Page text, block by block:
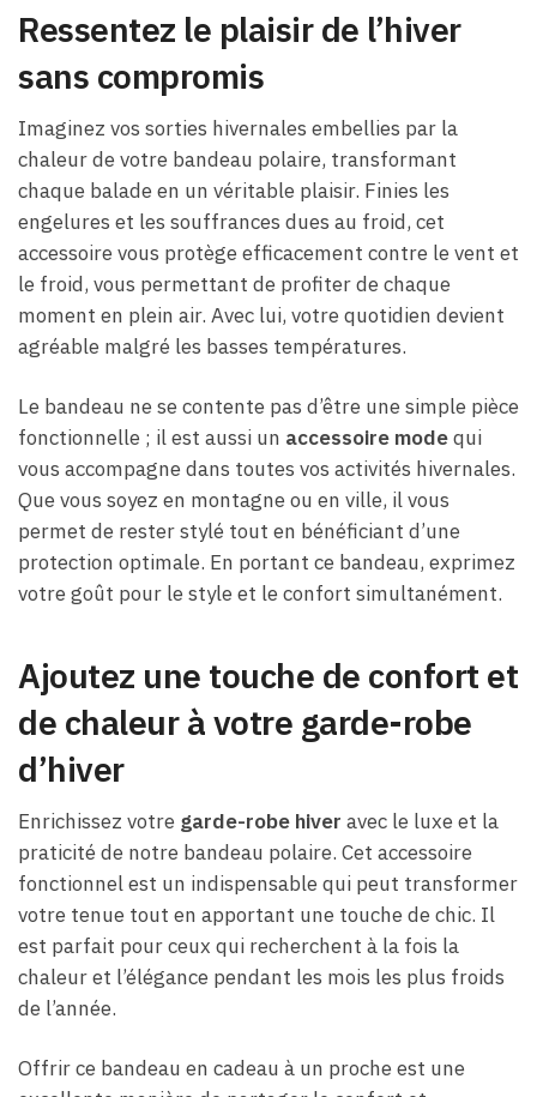
Ressentez le plaisir de l’hiver
sans compromis
Imaginez vos sorties hivernales embellies par la
chaleur de votre bandeau polaire, transformant
chaque balade en un véritable plaisir. Finies les
engelures et les souffrances dues au froid, cet
accessoire vous protège efficacement contre le vent et
le froid, vous permettant de profiter de chaque
moment en plein air. Avec lui, votre quotidien devient
agréable malgré les basses températures.
Le bandeau ne se contente pas d’être une simple pièce
fonctionnelle ; il est aussi un accessoire modequi
vous accompagne dans toutes vos activités hivernales.
Que vous soyez en montagne ou en ville, il vous
permet de rester stylé tout en bénéficiant d’une
protection optimale. En portant ce bandeau, exprimez
votre goût pour le style et le confort simultanément.
Ajoutez une touche de confort et
de chaleur à votre garde-robe
d’hiver
Enrichissez votre garde-robe hiver avec le luxe et la
praticité de notre bandeau polaire. Cet accessoire
fonctionnel est un indispensable qui peut transformer
votre tenue tout en apportant une touche de chic. Il
est parfait pour ceux qui recherchent à la fois la
chaleur et l’élégance pendant les mois les plus froids
de l’année.
Offrir ce bandeau en cadeau à un proche est une